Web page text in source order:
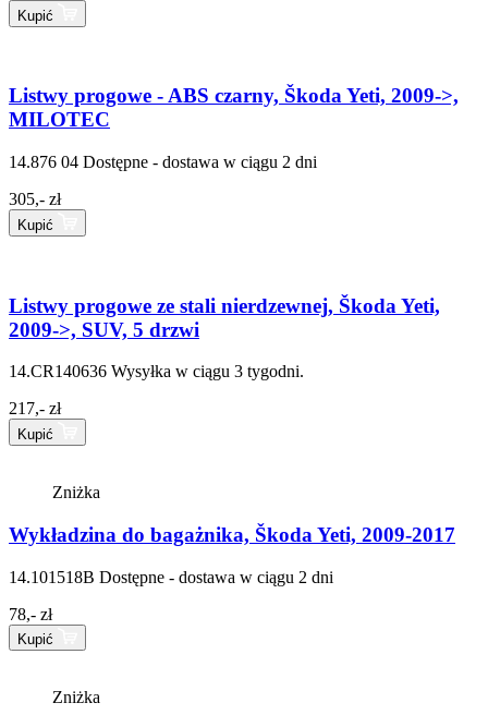
Kupić
Listwy progowe - ABS czarny, Škoda Yeti, 2009->,
MILOTEC
14.876 04 Dostępne - dostawa w ciągu 2 dni
305,- zł
Kupić
Listwy progowe ze stali nierdzewnej, Škoda Yeti,
2009->, SUV, 5 drzwi
14.CR140636 Wysyłka w ciągu 3 tygodni.
217,- zł
Kupić
Zniżka
Wykładzina do bagażnika, Škoda Yeti, 2009-2017
14.101518B Dostępne - dostawa w ciągu 2 dni
78,- zł
Kupić
Zniżka